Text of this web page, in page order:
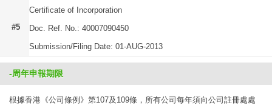
#5
Certificate of Incorporation
Doc. Ref. No.: 40007090450
Submission/Filing Date: 01-AUG-2013
-周年申報期限
根據香港《公司條例》第107及109條，所有公司每年須向公司註冊處處